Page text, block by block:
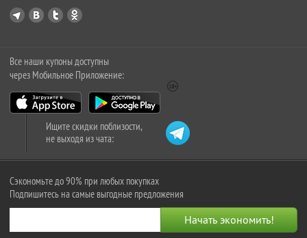
Все наши купоны доступны
через Мобильное Приложение:
Ищите скидки поблизости,
не выходя из чата:
Сэкономьте до 90% при любых покупках
Подпишитесь на самые выгодные предложения